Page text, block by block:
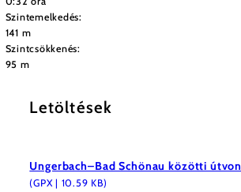
Szintemelkedés:
141 m
Szintcsökkenés:
95 m
Letöltések
Ungerbach–Bad Schönau közötti
(GPX | 10.59 KB)